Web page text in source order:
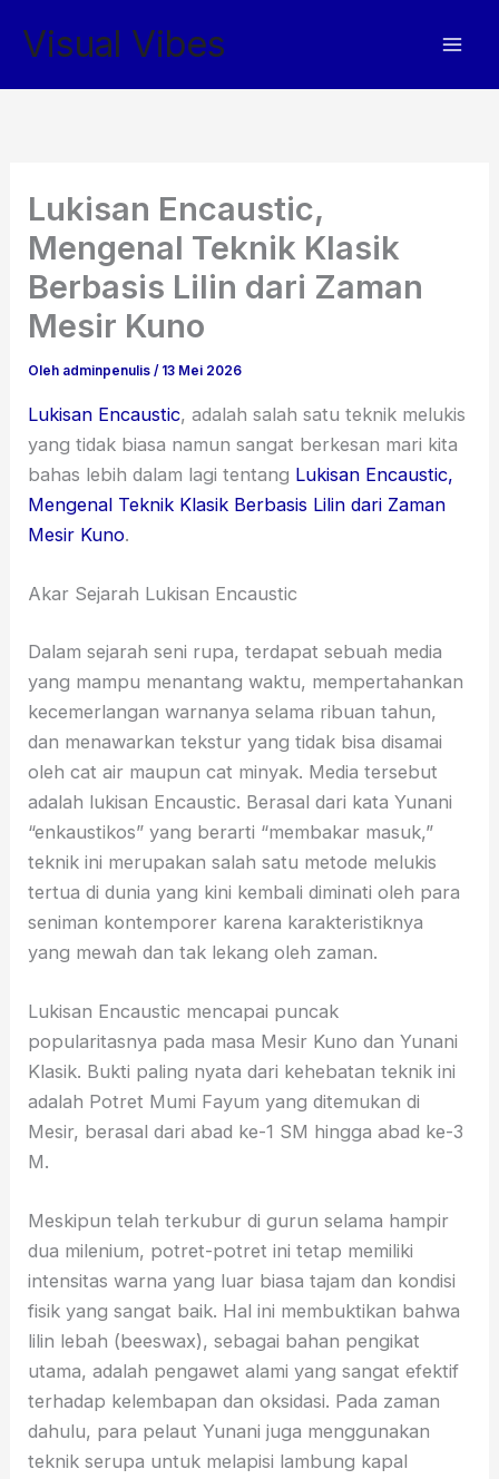
Visual Vibes
Lukisan Encaustic,
Mengenal Teknik Klasik
Berbasis Lilin dari Zaman
Mesir Kuno
Oleh adminpenulis/ 13 Mei 2026
Lukisan Encaustic, adalah salah satu teknik melukis
yang tidak biasa namun sangat berkesan mari kita
bahas lebih dalam lagi tentang Lukisan Encaustic,
Mengenal Teknik Klasik Berbasis Lilin dari Zaman
Mesir Kuno.
Akar Sejarah Lukisan Encaustic
Dalam sejarah seni rupa, terdapat sebuah media
yang mampu menantang waktu, mempertahankan
kecemerlangan warnanya selama ribuan tahun,
dan menawarkan tekstur yang tidak bisa disamai
oleh cat air maupun cat minyak. Media tersebut
adalah lukisan Encaustic. Berasal dari kata Yunani
“enkaustikos” yang berarti “membakar masuk,”
teknik ini merupakan salah satu metode melukis
tertua di dunia yang kini kembali diminati oleh para
seniman kontemporer karena karakteristiknya
yang mewah dan tak lekang oleh zaman.
Lukisan Encaustic mencapai puncak
popularitasnya pada masa Mesir Kuno dan Yunani
Klasik. Bukti paling nyata dari kehebatan teknik ini
adalah Potret Mumi Fayum yang ditemukan di
Mesir, berasal dari abad ke-1 SM hingga abad ke-3
M.
Meskipun telah terkubur di gurun selama hampir
dua milenium, potret-potret ini tetap memiliki
intensitas warna yang luar biasa tajam dan kondisi
fisik yang sangat baik. Hal ini membuktikan bahwa
lilin lebah (beeswax), sebagai bahan pengikat
utama, adalah pengawet alami yang sangat efektif
terhadap kelembapan dan oksidasi. Pada zaman
dahulu, para pelaut Yunani juga menggunakan
teknik serupa untuk melapisi lambung kapal